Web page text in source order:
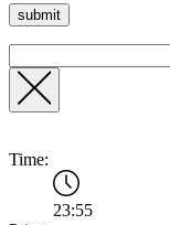
Time:
23:55